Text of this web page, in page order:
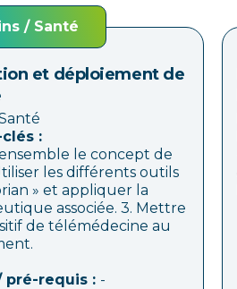
/ Santé
et déploiement de
:
le concept de
les différents outils
» et appliquer la
associée. 3. Mettre
de télémédecine au
pré-requis : -